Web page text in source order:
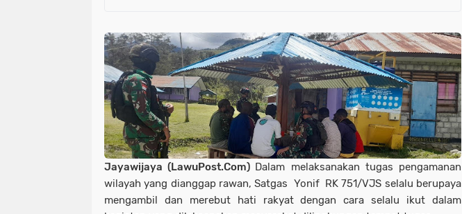
Jayawijaya (LawuPost.Com) Dalam melaksanakan tugas pengamanan
wilayah yang dianggap rawan, Satgas Yonif RK 751/VJS selalu berupaya
mengambil dan merebut hati rakyat dengan cara selalu ikut dalam